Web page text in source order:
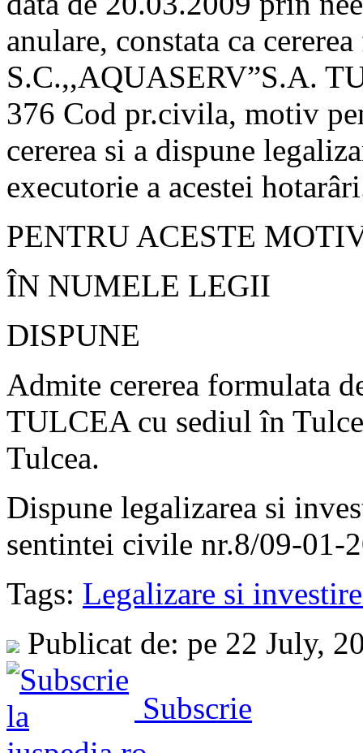
anulare, constata ca
S.C.,,AQUASERV”S.A.
376 Cod pr.civila, motiv
cererea si a dispune
executorie a acestei
PENTRU ACESTE
ÎN NUMELE LEGII
DISPUNE
Admite cererea formulata
TULCEA cu sediul în
Tulcea.
Dispune legalizarea si
sentintei civile nr.8/09-01-
Tags: Legalizare si
Publicat de: pe 22 July,
Subscrie